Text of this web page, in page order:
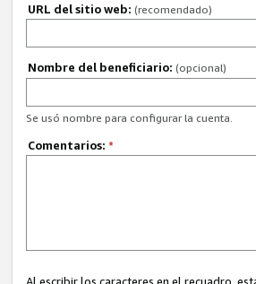
URL del sitio web: (recomendado)
Nombre del beneficiario: (opcional)
Se usó nombre para configurar la cuenta.
Comentarios: *